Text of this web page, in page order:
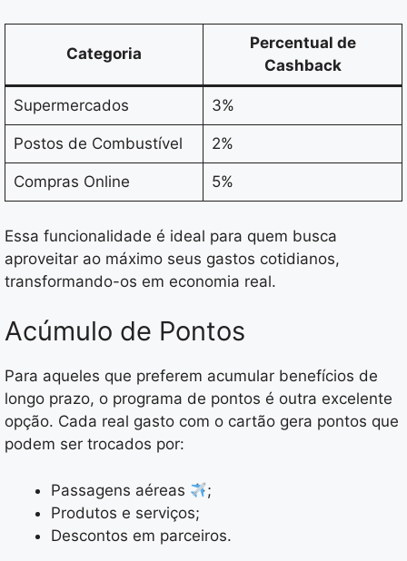
Categoria
Percentual de
Cashback
Supermercados 3%
Postos de Combustível 2%
Compras Online 5%
Essa funcionalidade é ideal para quem busca
aproveitar ao máximo seus gastos cotidianos,
transformando-os em economia real.
Acúmulo de Pontos
Para aqueles que preferem acumular benefícios de
longo prazo, o programa de pontos é outra excelente
opção. Cada real gasto com o cartão gera pontos que
podem ser trocados por:
Passagens aéreas
;
Produtos e serviços;
Descontos em parceiros.